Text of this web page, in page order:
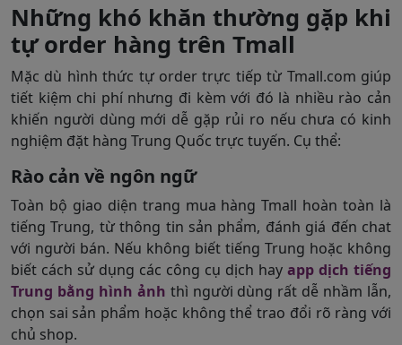
Những khó khăn thường gặp khi
tự order hàng trên Tmall
Mặc dù hình thức tự order trực tiếp từ Tmall.com giúp
tiết kiệm chi phí nhưng đi kèm với đó là nhiều rào cản
khiến người dùng mới dễ gặp rủi ro nếu chưa có kinh
nghiệm đặt hàng Trung Quốc trực tuyến. Cụ thể:
Rào cản về ngôn ngữ
Toàn bộ giao diện trang mua hàng Tmall hoàn toàn là
tiếng Trung, từ thông tin sản phẩm, đánh giá đến chat
với người bán. Nếu không biết tiếng Trung hoặc không
biết cách sử dụng các công cụ dịch hay app dịch tiếng
Trung bằng hình ảnh thì người dùng rất dễ nhầm lẫn,
chọn sai sản phẩm hoặc không thể trao đổi rõ ràng với
chủ shop.